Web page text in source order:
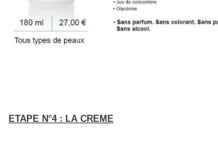
ETAPE N°4 : LA CREME